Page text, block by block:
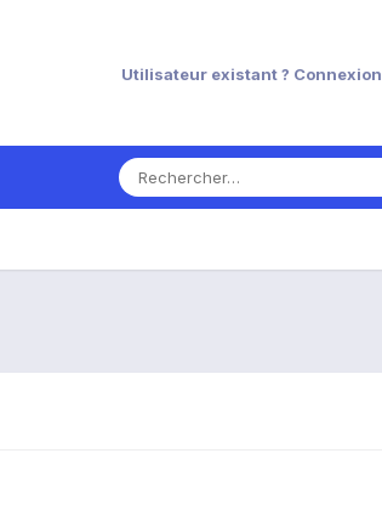
Utilisateur existant ? Connexion